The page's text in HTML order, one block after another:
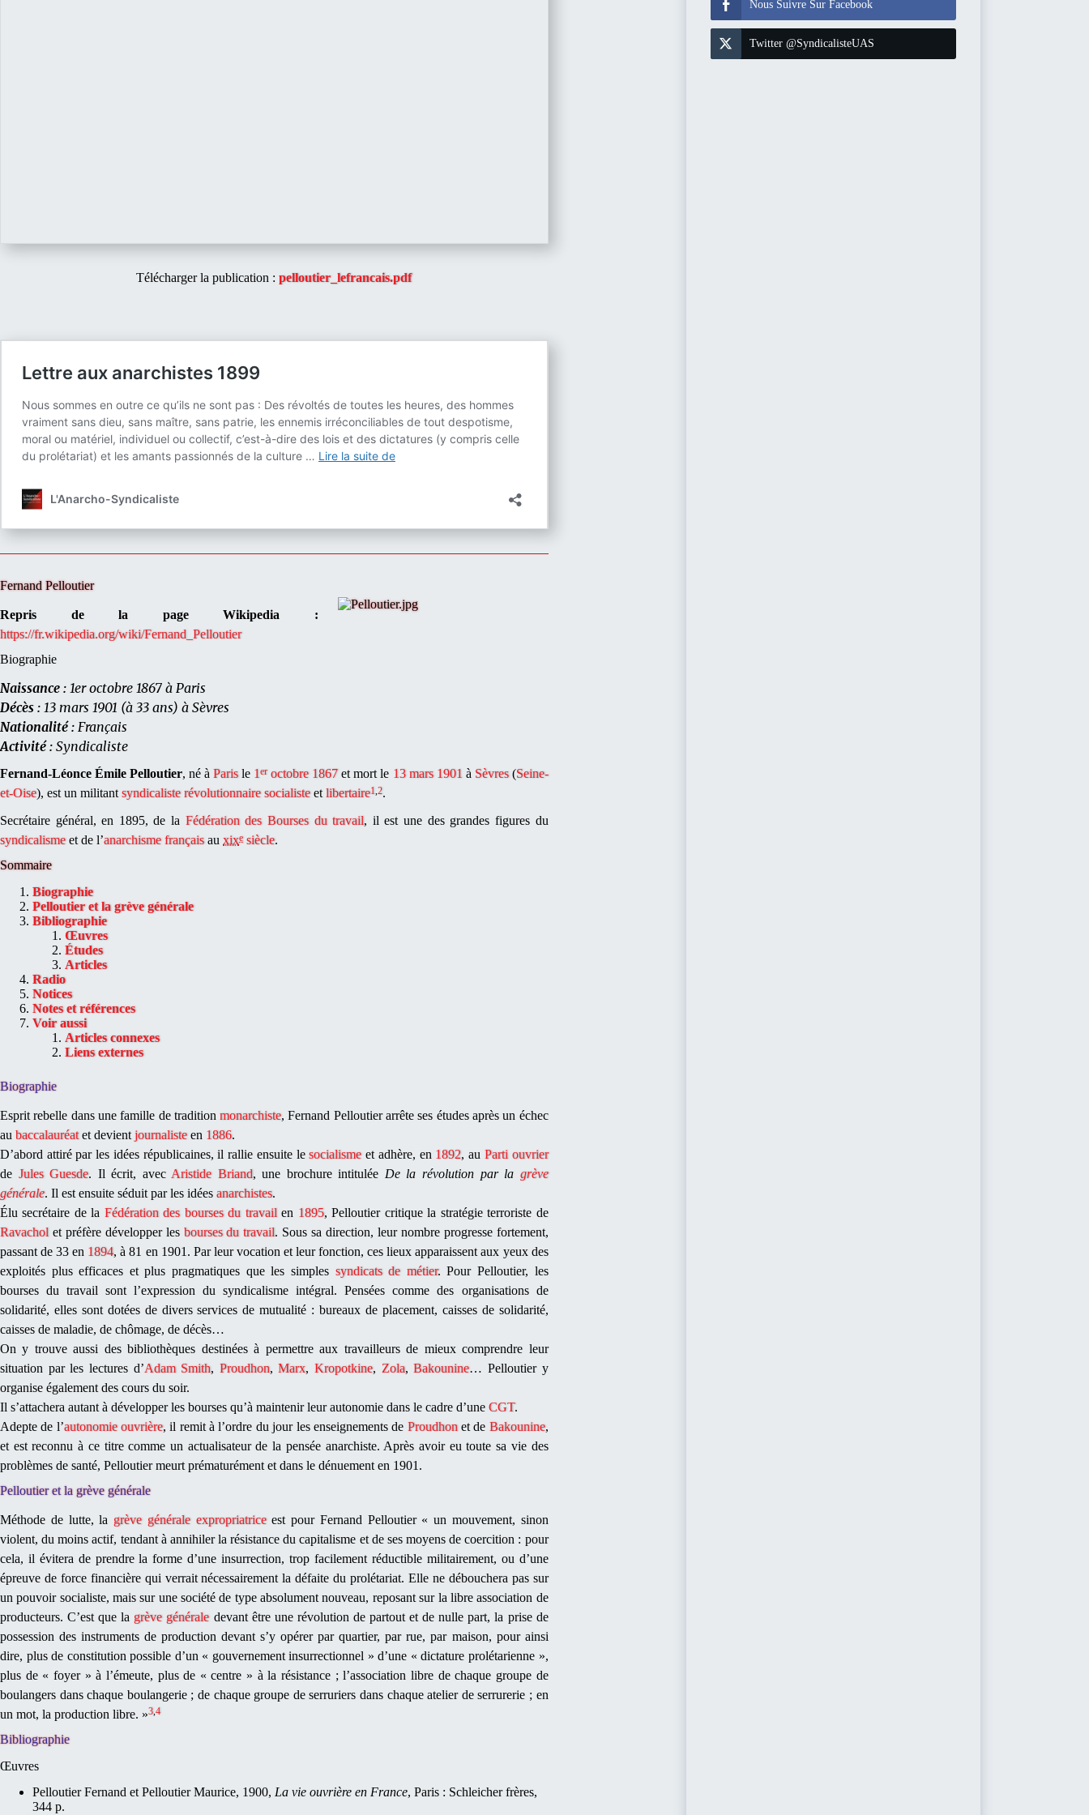
Télécharger la publication :pelloutier_lefrancais.pdf
Fernand Pelloutier
Repris de la page Wikipedia :
https://fr.wikipedia.org/wiki/Fernand_Pelloutier
Biographie
Naissance : 1er octobre 1867 à Paris
Décès : 13 mars 1901 (à 33 ans) à Sèvres
Nationalité : Français
Activité : Syndicaliste
Fernand-Léonce Émile Pelloutier, né àParisle 1er octobre 1867 et mort le 13 mars 1901 à Sèvres(Seine-
et-Oise), est un militant syndicaliste révolutionnaire socialisteet libertaire1 2.
Secrétaire général, en 1895, de la Fédération des Bourses du travail, il est une des grandes figures du
syndicalismeet de l’anarchisme françaisau xixesiècle.
Sommaire
Biographie
Pelloutier et la grève générale
Bibliographie
Œuvres
Études
Articles
Radio
Notices
Notes et références
Voir aussi
Articles connexes
Liens externes
Biographie
Esprit rebelle dans une famille de traditionmonarchiste, Fernand Pelloutier arrête ses études après un échec
au baccalauréatet devient journalisteen 1886.
D’abord attiré par les idées républicaines, il rallie ensuite lesocialismeet adhère, en 1892, au Parti ouvrier
de Jules Guesde. Il écrit, avec Aristide Briand, une brochure intitulée De la révolution par la grève
générale. Il est ensuite séduit par les idées anarchistes.
Élu secrétaire de la Fédération des bourses du travailen 1895, Pelloutier critique la stratégie terroriste de
Ravachol et préfère développer les bourses du travail. Sous sa direction, leur nombre progresse fortement,
passant de 33 en 1894, à 81 en 1901. Par leur vocation et leur fonction, ces lieux apparaissent aux yeux des
exploités plus efficaces et plus pragmatiques que les simples syndicats de métier. Pour Pelloutier, les
bourses du travail sont l’expression du syndicalisme intégral. Pensées comme des organisations de
solidarité, elles sont dotées de divers services de mutualité : bureaux de placement, caisses de solidarité,
caisses de maladie, de chômage, de décès…
On y trouve aussi des bibliothèques destinées à permettre aux travailleurs de mieux comprendre leur
situation par les lectures d’Adam Smith, Proudhon,Marx,Kropotkine, Zola,Bakounine… Pelloutier y
organise également des cours du soir.
Il s’attachera autant à développer les bourses qu’à maintenir leur autonomie dans le cadre d’une CGT.
Adepte de l’autonomie ouvrière, il remit à l’ordre du jour les enseignements de Proudhonet de Bakounine,
et est reconnu à ce titre comme un actualisateur de la pensée anarchiste. Après avoir eu toute sa vie des
problèmes de santé, Pelloutier meurt prématurément et dans le dénuement en 1901.
Pelloutier et la grève générale
Méthode de lutte, la grève générale expropriatriceest pour Fernand Pelloutier « un mouvement, sinon
violent, du moins actif, tendant à annihiler la résistance du capitalisme et de ses moyens de coercition : pour
cela, il évitera de prendre la forme d’une insurrection, trop facilement réductible militairement, ou d’une
épreuve de force financière qui verrait nécessairement la défaite du prolétariat. Elle ne débouchera pas sur
un pouvoir socialiste, mais sur une société de type absolument nouveau, reposant sur la libre association de
producteurs. C’est que la grève généraledevant être une révolution de partout et de nulle part, la prise de
possession des instruments de production devant s’y opérer par quartier, par rue, par maison, pour ainsi
dire, plus de constitution possible d’un « gouvernement insurrectionnel » d’une « dictature prolétarienne »,
plus de « foyer » à l’émeute, plus de « centre » à la résistance ; l’association libre de chaque groupe de
boulangers dans chaque boulangerie ; de chaque groupe de serruriers dans chaque atelier de serrurerie ; en
un mot, la production libre. »3,4
Bibliographie
Œuvres
Pelloutier Fernand et Pelloutier Maurice, 1900, La vie ouvrière en France, Paris : Schleicher frères,
344 p.
Nous Suivre Sur Facebook
Twitter @SyndicalisteUAS